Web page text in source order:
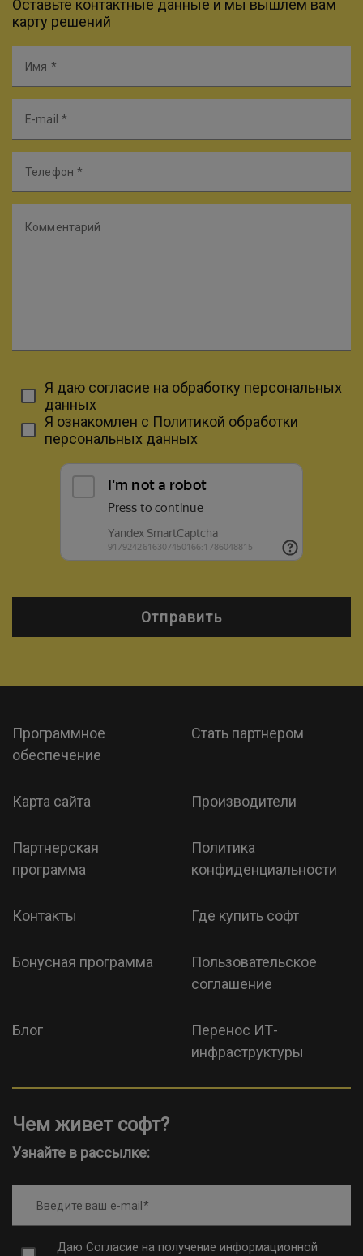
Оставьте контактные данные и мы вышлем вам
карту решений
Имя
E-mail
Телефон
Комментарий
Я даю согласие на обработку персональных
данных
Я ознакомлен с Политикой обработки
персональных данных
Отправить
Программное
обеспечение
Стать партнером
Карта сайта Производители
Партнерская
программа
Политика
конфиденциальности
Контакты Где купить софт
Бонусная программа
Пользовательское
соглашение
Блог
Перенос ИТ-
инфраструктуры
Чем живет софт?
Узнайте в рассылке:
Введите ваш e-mail
Даю Согласие на получение информационной